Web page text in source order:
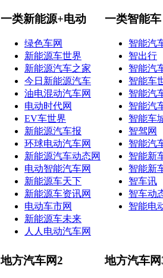
一类新能源+电动
绿色车网
新能源车世界
新能源汽车之家
今日新能源汽车
油电混动汽车网
电动时代网
EV车世界
新能源汽车报
环球电动汽车网
新能源汽车动态网
电动智能汽车网
新能源车天下
新能源车资讯网
电动车市网
新能源车未来
人人电动汽车网
一类智能车
智能汽
智出行
智能汽
智能车
智能汽
智能汽
智能车
智驾网
智能汽
智能新
智能新
智车讯
智车动
智能电
地方汽车网2 地方汽车网